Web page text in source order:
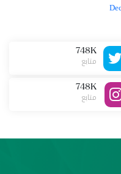
748K
متابع
748K
متابع